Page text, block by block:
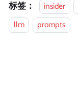
标签： insider
llm
prompts